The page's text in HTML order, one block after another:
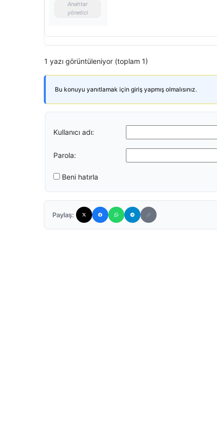
Anahtar
yönetici
1 yazı görüntüleniyor (toplam 1)
Bu konuyu yanıtlamak için giriş yapmış olmalısınız.
Kullanıcı adı:
Parola:
Beni hatırla
Paylaş: